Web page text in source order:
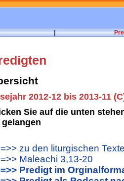
|
2012-12 bis 2013-11
Sie auf die unten
gelangen
zu den liturgischen
Maleachi 3,13-20
Predigt im